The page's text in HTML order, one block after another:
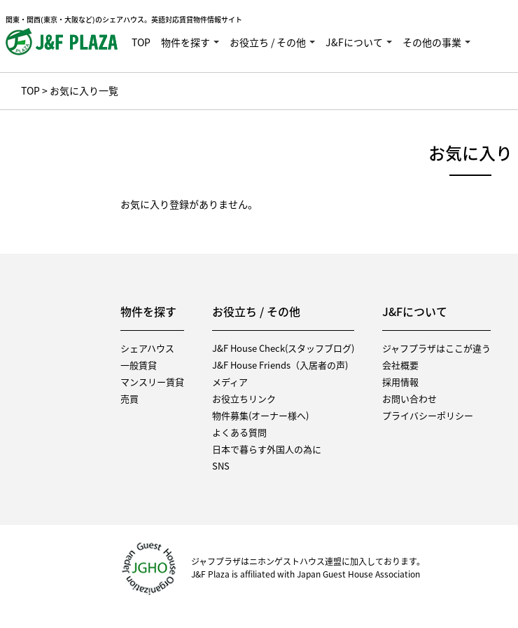
関東・関西(東京・大阪など)のシェアハウス。英語対応賃貸物件情報サイト
TOP 物件を探す お役立ち / その他 J&Fについて その他の事業
TOP> お気に入り一覧
お気に入り
お気に入り登録がありません。
物件を探す
シェアハウス
一般賃貸
マンスリー賃貸
売買
お役立ち / その他
J&F House Check(スタッフブログ)
J&F House Friends（入居者の声)
メディア
お役立ちリンク
物件募集(オーナー様へ)
よくある質問
日本で暮らす外国人の為に
SNS
J&Fについて
ジャフプラザはここが違う
会社概要
採用情報
お問い合わせ
プライバシーポリシー
ジャフプラザはニホンゲストハウス連盟に加入しております。
J&F Plaza is affiliated with Japan Guest House Association